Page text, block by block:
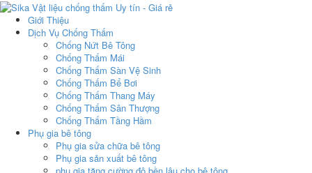
Giới Thiệu
Dịch Vụ Chống Thấm
Chống Nứt Bê Tông
Chống Thấm Mái
Chống Thấm Sàn Vệ Sinh
Chống Thấm Bể Bơi
Chống Thấm Thang Máy
Chống Thấm Sân Thượng
Chống Thấm Tầng Hầm
Phụ gia bê tông
Phụ gia sửa chữa bê tông
Phụ gia sản xuất bê tông
phụ gia tăng cường độ bền lâu cho bê tông